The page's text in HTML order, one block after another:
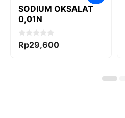
SODIUM OKSALAT
0,01N
0
o
Rp29,600